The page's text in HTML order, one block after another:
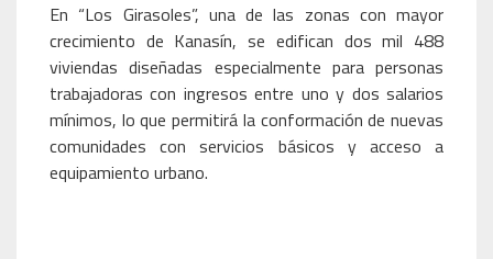
En “Los Girasoles”, una de las zonas con mayor
crecimiento de Kanasín, se edifican dos mil 488
viviendas diseñadas especialmente para personas
trabajadoras con ingresos entre uno y dos salarios
mínimos, lo que permitirá la conformación de nuevas
comunidades con servicios básicos y acceso a
equipamiento urbano.